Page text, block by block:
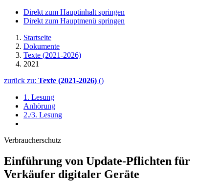
Direkt zum Hauptinhalt springen
Direkt zum Hauptmenü springen
Startseite
Dokumente
Texte (2021-2026)
2021
zurück zu: Texte (2021-2026) ()
1. Lesung
Anhörung
2./3. Lesung
Verbraucherschutz
Einführung von Update-Pflichten für
Verkäufer digitaler Geräte